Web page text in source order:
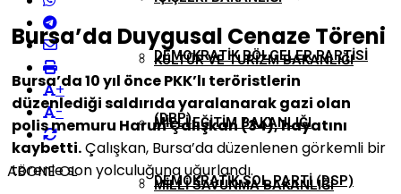
DEMOKRATIK BÖLGELER PARTISI
(DBP)
DEMOKRATIK SOL PARTI (DSP)
KÜLTÜR VE TURIZM BAKANLIĞI
MILLI EĞITIM BAKANLIĞI
MILLI SAVUNMA BAKANLIĞI
+
-
ABONE OL
Bursa’da Duygusal Cenaze Töreni
Bursa’da 10 yıl önce PKK’lı teröristlerin
düzenlediği saldırıda yaralanarak gazi olan
polis memuru Harun Çalışkan (34), hayatını
kaybetti.Çalışkan, Bursa’da düzenlenen görkemli bir
törenle son yolculuğuna uğurlandı.